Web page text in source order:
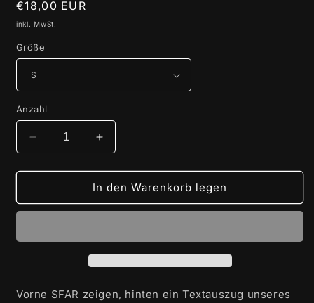
Normaler
Preis
€18,00 EUR
inkl. MwSt.
Größe
Anzahl
Verringere
die
Menge
SFAR
(unisex)
Erhöhe
die
Menge
für
SFAR
(unisex)
In den Warenkorb legen
Vorne SFAR zeigen, hinten ein Textauszug unseres